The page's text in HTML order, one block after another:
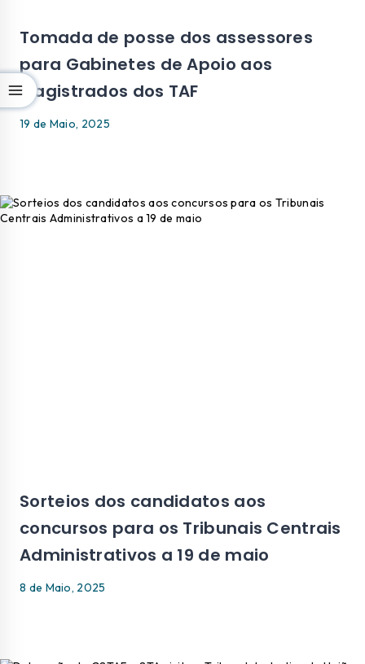
Tomada de posse dos assessores
para Gabinetes de Apoio aos
Magistrados dos TAF
19 de Maio, 2025
Sorteios dos candidatos aos
concursos para os Tribunais Centrais
Administrativos a 19 de maio
8 de Maio, 2025